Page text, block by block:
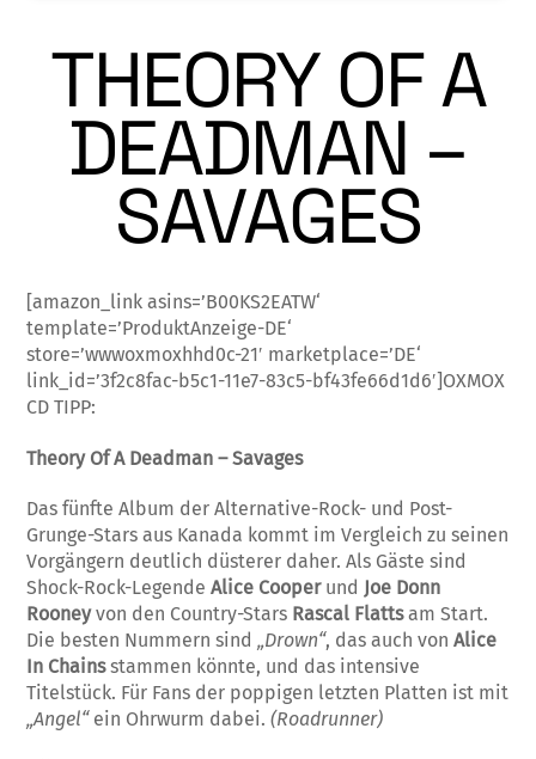
THEORY OF A
DEADMAN –
SAVAGES
[amazon_link asins=’B00KS2EATW‘
template=’ProduktAnzeige-DE‘
store=’wwwoxmoxhhd0c-21′ marketplace=’DE‘
link_id=’3f2c8fac-b5c1-11e7-83c5-bf43fe66d1d6′]OXMOX
CD TIPP:
Theory Of A Deadman – Savages
Das fünfte Album der Alternative-Rock- und Post-
Grunge-Stars aus Kanada kommt im Vergleich zu seinen
Vorgängern deutlich düs­terer daher. Als Gäste sind
Shock-Rock-Le­gendeAlice Cooperund Joe Donn
Rooneyvon den Country-Stars Rascal Flattsam Start.
Die besten Nummern sind„Drown“, das auch vonAlice
In Chainsstammen kön­nte, und das intensive
Titelstück. Für Fans der poppigen letzten Platten ist mit
„Angel“ein Ohrwurm dabei.(Roadrunner)